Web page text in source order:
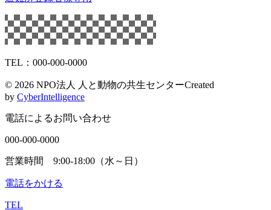
TEL：000-000-0000
© 2026 NPO法人 人と動物の共生センターCreated
by CyberIntelligence
電話によるお問い合わせ
000-000-0000
営業時間 9:00-18:00（水～日）
電話をかける
TEL